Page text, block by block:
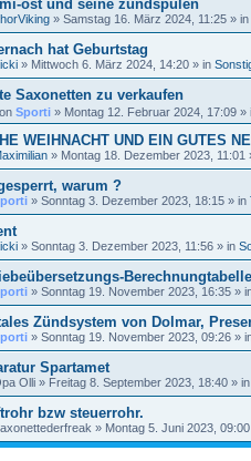
ost und seine zündspulen
» Samstag 16. März 2024, 11:25 » in
hat Geburtstag
» Mittwoch 6. März 2024, 14:20 » in
Saxonetten zu verkaufen
Sporti » Montag 12. Februar 2024, 17:09 »
WEIHNACHT UND EIN GUTES
» Montag 18. Dezember 2023, 11:01
warum ?
» Sonntag 3. Dezember 2023, 18:15 » in
» Sonntag 3. Dezember 2023, 11:56 » in
Berechnungtabelle
» Sonntag 19. November 2023, 16:35 »
Zündsystem von Dolmar,
» Sonntag 19. November 2023, 09:26 »
Spartamet
Olli » Freitag 8. September 2023, 18:40 » in
bzw steuerrohr.
» Montag 5. Juni 2023, 09:00